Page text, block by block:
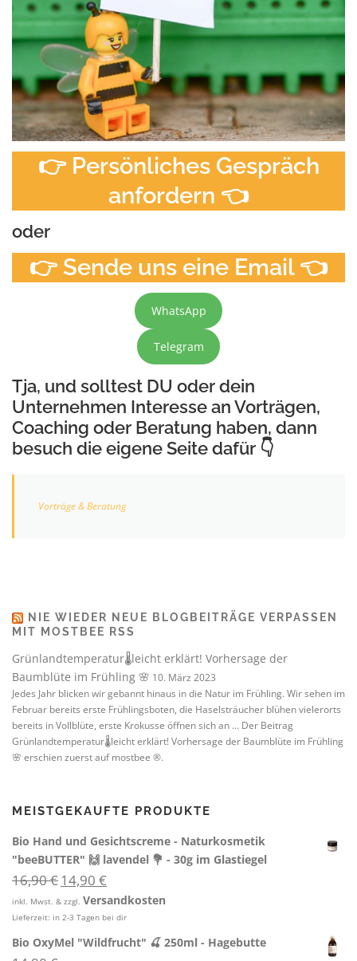
👉 Persönliches Gespräch
anfordern 👈
oder
👉 Sende uns eine Email 👈
WhatsApp
Telegram
Tja, und solltest DU oder dein
Unternehmen Interesse an Vorträgen,
Coaching oder Beratung haben, dann
besuch die eigene Seite dafür 👇
Vorträge & Beratung
NIE WIEDER NEUE BLOGBEITRÄGE VERPASSEN
MIT MOSTBEE RSS
Grünlandtemperatur🌡️leicht erklärt! Vorhersage der
Baumblüte im Frühling 🌸 10. März 2023
Jedes Jahr blicken wir gebannt hinaus in die Natur im Frühling. Wir sehen im
Februar bereits erste Frühlingsboten, die Haselsträucher blühen vielerorts
bereits in Vollblüte, erste Krokusse öffnen sich an ... Der Beitrag
Grünlandtemperatur🌡️leicht erklärt! Vorhersage der Baumblüte im Frühling
🌸 erschien zuerst auf mostbee ®.
MEISTGEKAUFTE PRODUKTE
Bio Hand und Gesichtscreme - Naturkosmetik
"beeBUTTER" 🙌 lavendel 💐 - 30g im Glastiegel
16,90€ U
r
s
p
r
14,90 €
k
t
u
e
inkl. Mwst. & zzgl. Versandkosten
Lieferzeit: in 2-3 Tagen bei dir
Bio OxyMel "Wildfrucht" 🍒 250ml - Hagebutte